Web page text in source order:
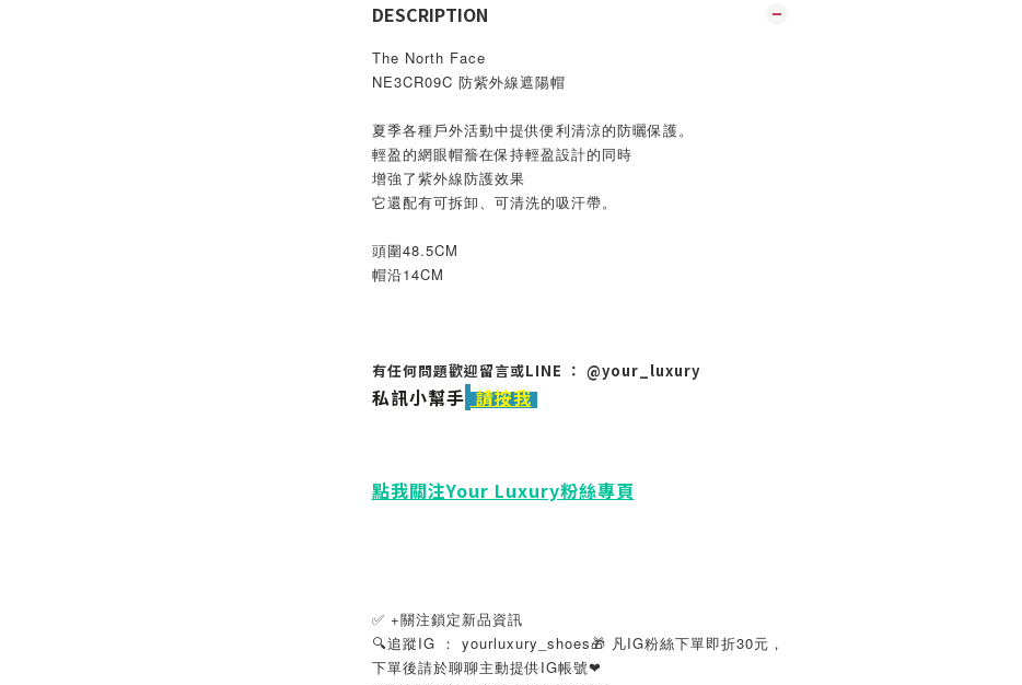
DESCRIPTION
The North Face
NE3CR09C 防紫外線遮陽帽
夏季各種戶外活動中提供便利清涼的防曬保護。
輕盈的網眼帽簷在保持輕盈設計的同時
增強了紫外線防護效果
它還配有可拆卸、可清洗的吸汗帶。
頭圍48.5CM
帽沿14CM
有任何問題歡迎留言或LINE ： @your_luxury
私訊小幫手 請按我
點我關注Your Luxury粉絲專頁
✅ +關注鎖定新品資訊
🔍追蹤IG ： yourluxury_shoes🎁 凡IG粉絲下單即折30元，
下單後請於聊聊主動提供IG帳號❤